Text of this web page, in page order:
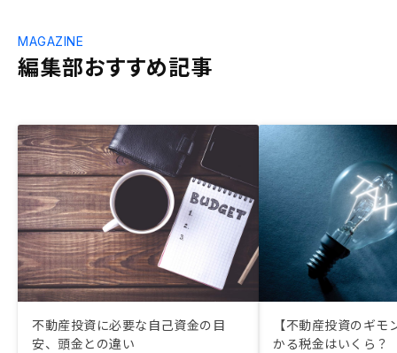
編集部おすすめ記事
MAGAZINE
不動産投資に必要な自己資金の目
安、頭金との違い
【不動産投資のギ
かる税金はいくら？